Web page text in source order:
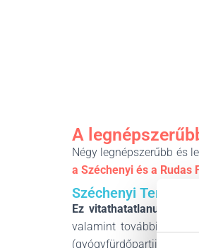
A
Négy legnépszerűbb és
a Széchenyi és a Rudas
Széchenyi
Ez vitathatatlanul
valamint további
(gyógyfürdőpartijairól) is